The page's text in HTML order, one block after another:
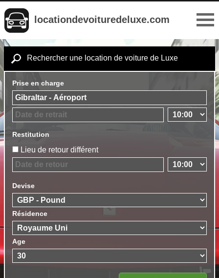
locationdevoituredeluxe.com
Rechercher une location de voiture de Luxe
Prise en charge
Restitution
Lieu de retour différent
Devise
Résidence
Age